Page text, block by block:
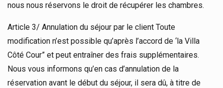
nous nous réservons le droit de récupérer les chambres.
Article 3/ Annulation du séjour par le client Toute
modification n’est possible qu’après l’accord de ‘la Villa
Côté Cour” et peut entraîner des frais supplémentaires.
Nous vous informons qu’en cas d’annulation de la
réservation avant le début du séjour, il sera dû, à titre de